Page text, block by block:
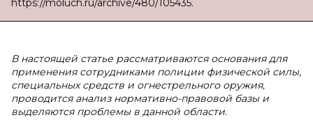
https://moluch.ru/archive/480/105435.
В настоящей статье рассматриваются основания для
применения сотрудниками полиции физической силы,
специальных средств и огнестрельного оружия,
проводится анализ нормативно-правовой базы и
выделяются проблемы в данной области.